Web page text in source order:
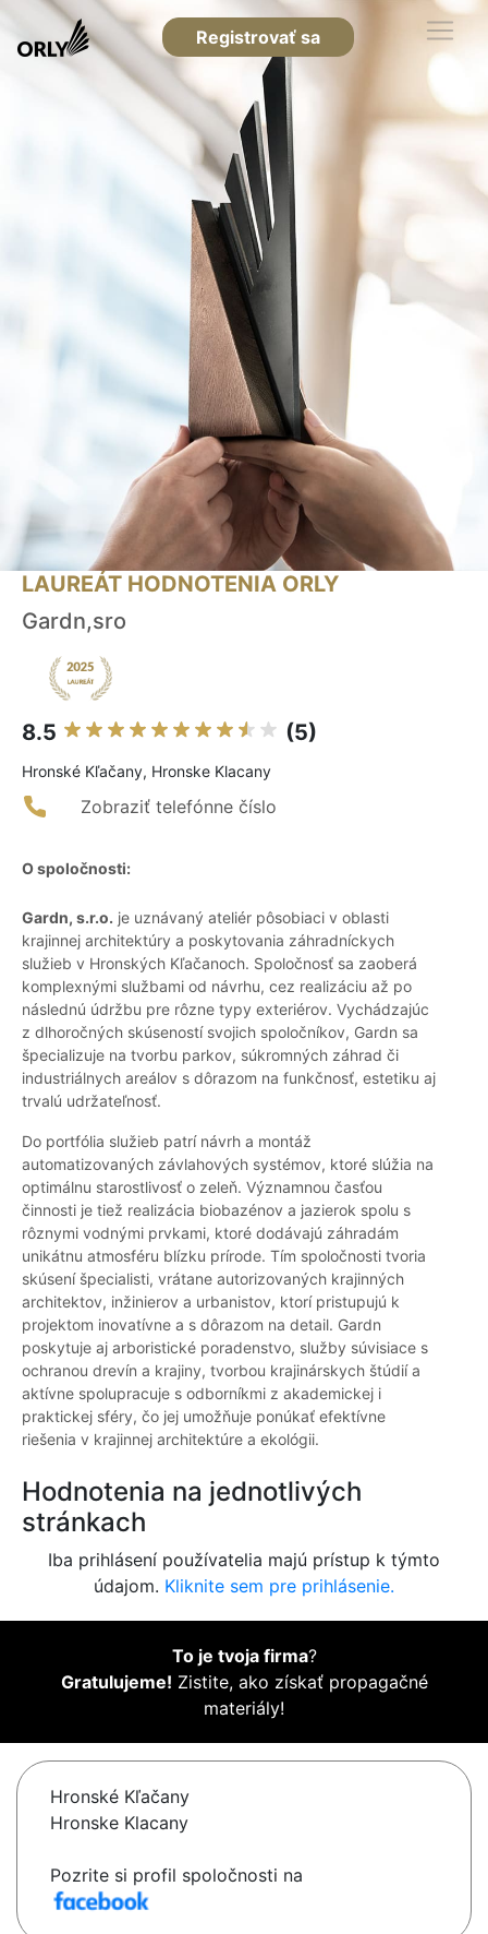
Registrovať sa
LAUREÁT HODNOTENIA ORLY
Gardn,sro
8.5 (5)
Hronské Kľačany, Hronske Klacany
Zobraziť telefónne číslo
O spoločnosti:
Gardn, s.r.o. je uznávaný ateliér pôsobiaci v oblasti
krajinnej architektúry a poskytovania záhradníckych
služieb v Hronských Kľačanoch. Spoločnosť sa zaoberá
komplexnými službami od návrhu, cez realizáciu až po
následnú údržbu pre rôzne typy exteriérov. Vychádzajúc
z dlhoročných skúseností svojich spoločníkov, Gardn sa
špecializuje na tvorbu parkov, súkromných záhrad či
industriálnych areálov s dôrazom na funkčnosť, estetiku aj
trvalú udržateľnosť.
Do portfólia služieb patrí návrh a montáž
automatizovaných závlahových systémov, ktoré slúžia na
optimálnu starostlivosť o zeleň. Významnou časťou
činnosti je tiež realizácia biobazénov a jazierok spolu s
rôznymi vodnými prvkami, ktoré dodávajú záhradám
unikátnu atmosféru blízku prírode. Tím spoločnosti tvoria
skúsení špecialisti, vrátane autorizovaných krajinných
architektov, inžinierov a urbanistov, ktorí pristupujú k
projektom inovatívne a s dôrazom na detail. Gardn
poskytuje aj arboristické poradenstvo, služby súvisiace s
ochranou drevín a krajiny, tvorbou krajinárskych štúdií a
aktívne spolupracuje s odborníkmi z akademickej i
praktickej sféry, čo jej umožňuje ponúkať efektívne
riešenia v krajinnej architektúre a ekológii.
Hodnotenia na jednotlivých
stránkach
Iba prihlásení používatelia majú prístup k týmto
údajom. Kliknite sem pre prihlásenie.
To je tvoja firma?
Gratulujeme! Zistite, ako získať propagačné
materiály!
Hronské Kľačany
Hronske Klacany
Pozrite si profil spoločnosti na